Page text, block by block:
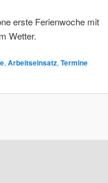
erste Ferienwoche mit
Wetter.
, Arbeitseinsatz, Termine